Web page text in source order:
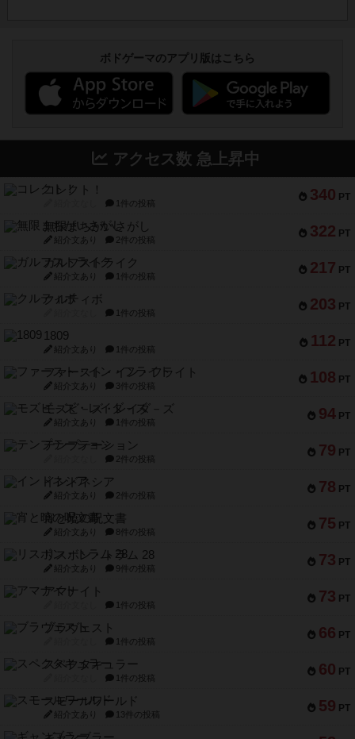
ボドゲーマのアプリ版はこちら
アクセス数 急上昇中
340 PT
コレクト！
1件の投稿
322 PT
無限まちがいさがし
紹介文あり 2件の投稿
217 PT
ガルフストライク
紹介文あり 1件の投稿
203 PT
クルティボ
1件の投稿
112 PT
1809
紹介文あり 1件の投稿
108 PT
ファースト・イン・フライト
紹介文あり 3件の投稿
94 PT
モズビ－ズ・レイダ－ズ
紹介文あり 1件の投稿
79 PT
テンプテーション
2件の投稿
78 PT
インドネシア
紹介文あり 2件の投稿
75 PT
宵と暁の呪文書
紹介文あり 8件の投稿
73 PT
リスボン・トラム 28
紹介文あり 9件の投稿
73 PT
アマナイト
1件の投稿
66 PT
ブラヴェスト
1件の投稿
60 PT
スペクタキュラー
1件の投稿
59 PT
スモールワールド
紹介文あり 13件の投稿